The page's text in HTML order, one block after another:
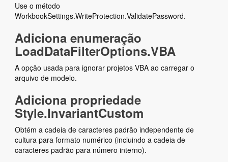
Use o método
WorkbookSettings.WriteProtection.ValidatePassword.
Adiciona enumeração
LoadDataFilterOptions.VBA
A opção usada para ignorar projetos VBA ao carregar o
arquivo de modelo.
Adiciona propriedade
Style.InvariantCustom
Obtém a cadeia de caracteres padrão independente de
cultura para formato numérico (incluindo a cadeia de
caracteres padrão para número interno).